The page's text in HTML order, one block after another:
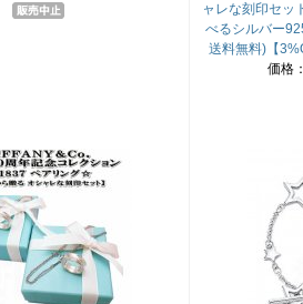
ャレな刻印セ
べるシルバー
送料無料)【
価格：